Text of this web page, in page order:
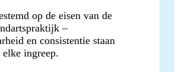
op de eisen van de
–
en consistentie staan
ingreep.